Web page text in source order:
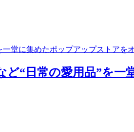
堂に集めたポップアップストアを
“日常の愛用品”を